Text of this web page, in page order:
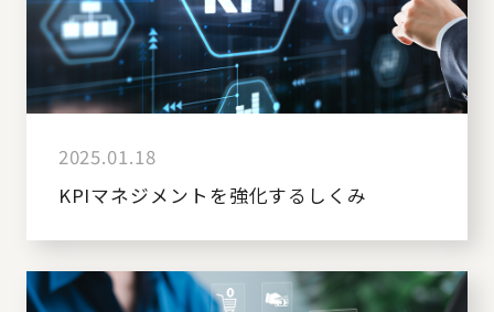
2025.01.18
KPIマネジメントを強化するしくみ